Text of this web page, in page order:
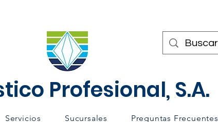
Profesional, S.A.
Servicios Sucursales Preguntas Frecuentes